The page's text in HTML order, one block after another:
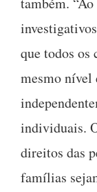
que todos os
mesmo nível
individuais.
direitos das
famílias